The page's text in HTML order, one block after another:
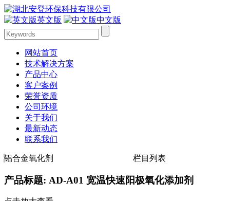
英文版 中文版
网站首页
技术解决方案
产品中心
客户案例
荣誉资质
公司环境
关于我们
最新动态
联系我们
铝合金氧化剂 栏目列表
产品标题: AD-A01 宽温快速阳极氧化添加剂